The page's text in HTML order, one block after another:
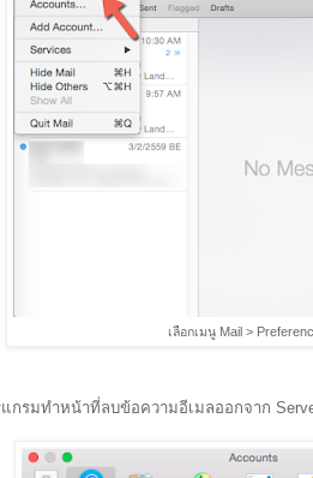
เลือกเมนู Mail >
แกรมทำหน้าที่ลบข้อความอีเมลออกจาก